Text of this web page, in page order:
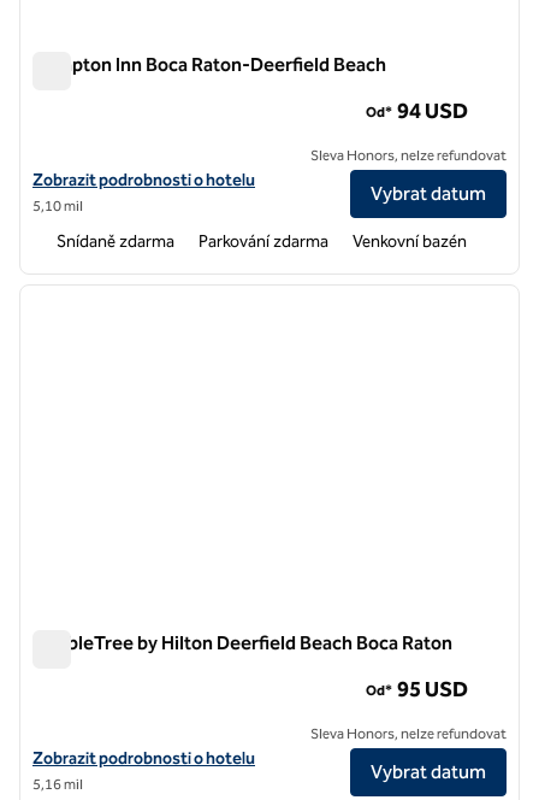
Hampton Inn Boca Raton-Deerfield Beach
Zobrazit detaily hotelu na pláži Hampton Inn Boca Raton-Deerfield
Zobrazit podrobnosti o hotelu
5,10 mil
Od* 94 USD
Sleva Honors, nelze refundovat
Vybrat datum
Snídaně zdarma Parkování zdarma Venkovní bazén
1 z 12
další
DoubleTree by Hilton Deerfield Beach Boca Raton
Zobrazit detaily hotelu DoubleTree by Hilton Deerfield Beach Boca
Zobrazit podrobnosti o hotelu
5,16 mil
Od* 95 USD
Sleva Honors, nelze refundovat
Vybrat datum